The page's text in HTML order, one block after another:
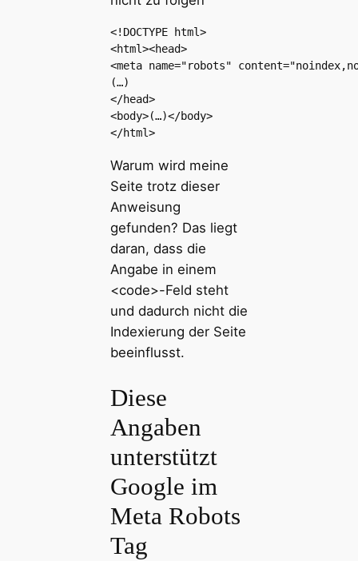
<!DOCTYPE html>
<html><head>
<meta name="robots"
(…)
</head>
<body>(…)</body>
</html>
Warum wird meine
Seite trotz dieser
Anweisung
gefunden? Das liegt
daran, dass die
Angabe in einem
<code>-Feld steht
und dadurch nicht die
Indexierung der Seite
beeinflusst.
Diese
Angaben
unterstützt
Google im
Meta Robots
Tag